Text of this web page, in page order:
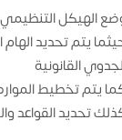
الهيكل
يتم تحديد
القانونية
يتم تخطيط
تحديد القواعد